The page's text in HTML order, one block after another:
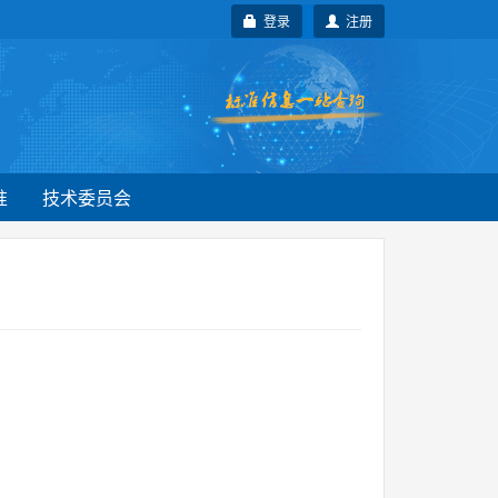
注册
登录
技术委员会